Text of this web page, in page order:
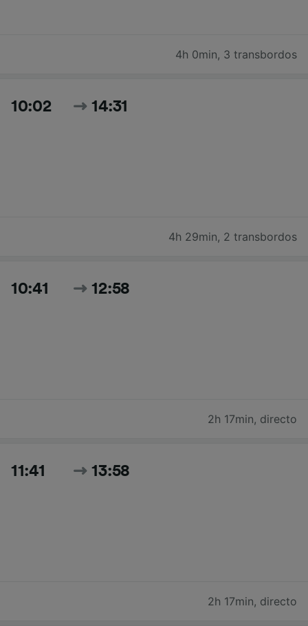
4h 0min, 3 transbordos
10:02 14:31
4h 29min, 2 transbordos
10:41 12:58
2h 17min, directo
11:41 13:58
2h 17min, directo